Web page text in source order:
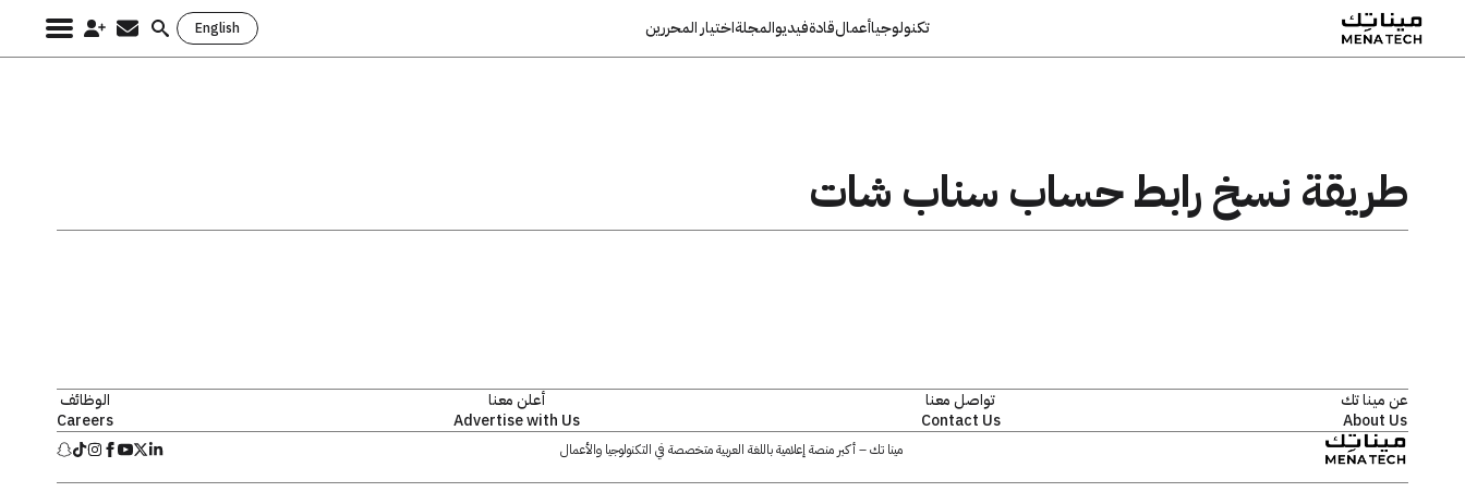
تكنولوجياأعمالقادةفيديوالمجلةاختيار المحررين English
Search
طريقة نسخ رابط حساب سناب شات
عن مينا تك
About Us
تواصل معنا
Contact Us
أعلن معنا
Advertise with Us
الوظائف
Careers
مينا تك – أكبر منصة إعلامية باللغة العربية متخصصة في التكنولوجيا والأعمال